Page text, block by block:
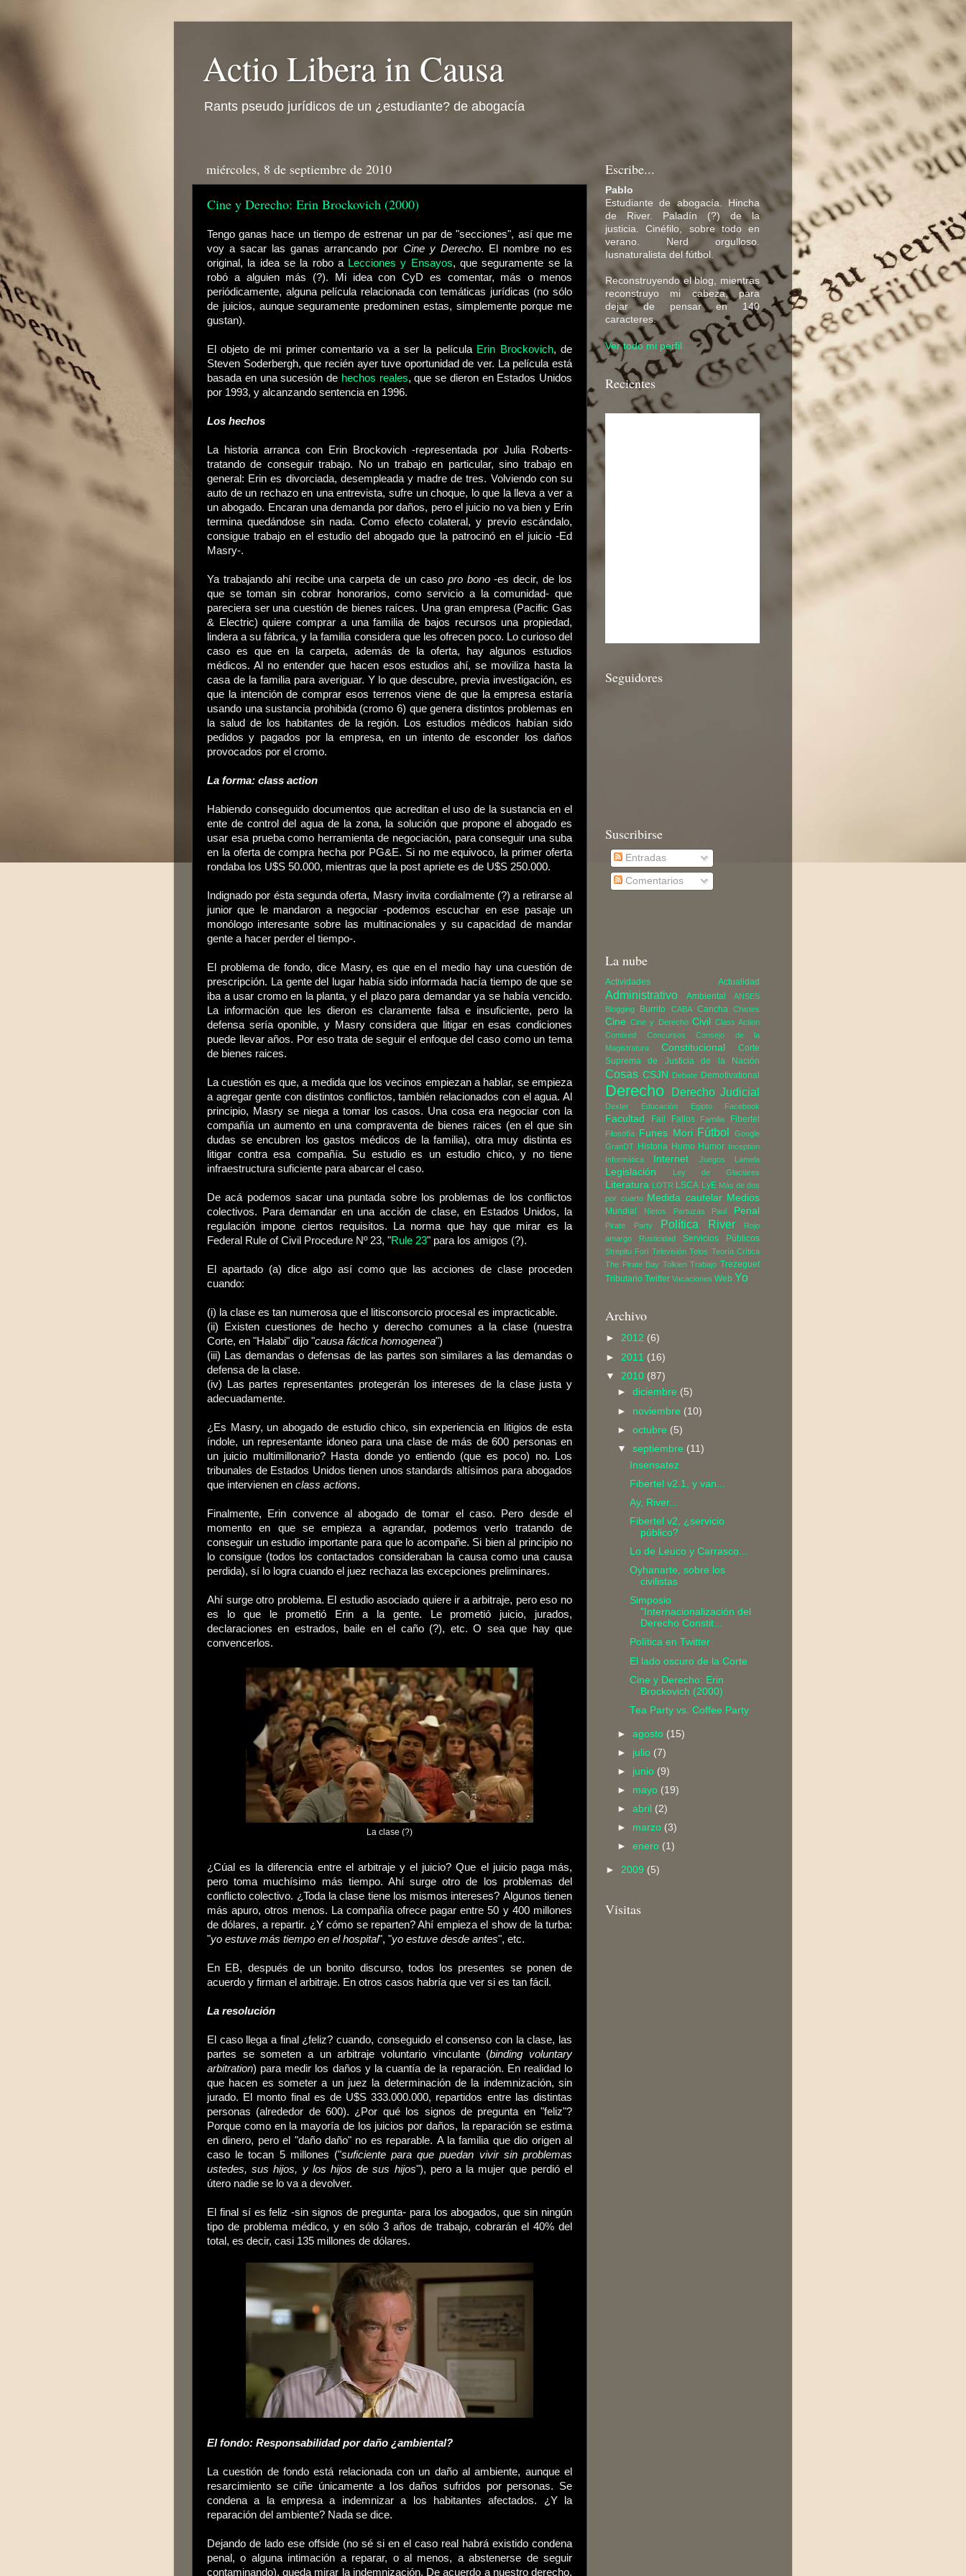
Actio Libera in Causa
Rants pseudo jurídicos de un ¿estudiante? de abogacía
miércoles, 8 de septiembre de 2010
Cine y Derecho: Erin Brockovich (2000)
Tengo ganas hace un tiempo de estrenar un par de "secciones", así que me
voy a sacar las ganas arrancando por Cine y Derecho. El nombre no es
original, la idea se la robo a Lecciones y Ensayos, que seguramente se la
robó a alguien más (?). Mi idea con CyD es comentar, más o menos
periódicamente, alguna película relacionada con temáticas jurídicas (no sólo
de juicios, aunque seguramente predominen estas, simplemente porque me
gustan).
El objeto de mi primer comentario va a ser la película Erin Brockovich, de
Steven Soderbergh, que recién ayer tuve oportunidad de ver. La película está
basada en una sucesión de hechos reales, que se dieron en Estados Unidos
por 1993, y alcanzando sentencia en 1996.
Los hechos
La historia arranca con Erin Brockovich -representada por Julia Roberts-
tratando de conseguir trabajo. No un trabajo en particular, sino trabajo en
general: Erin es divorciada, desempleada y madre de tres. Volviendo con su
auto de un rechazo en una entrevista, sufre un choque, lo que la lleva a ver a
un abogado. Encaran una demanda por daños, pero el juicio no va bien y Erin
termina quedándose sin nada. Como efecto colateral, y previo escándalo,
consigue trabajo en el estudio del abogado que la patrocinó en el juicio -Ed
Masry-.
Ya trabajando ahí recibe una carpeta de un caso pro bono-es decir, de los
que se toman sin cobrar honorarios, como servicio a la comunidad- que
pareciera ser una cuestión de bienes raíces. Una gran empresa (Pacific Gas
& Electric) quiere comprar a una familia de bajos recursos una propiedad,
lindera a su fábrica, y la familia considera que les ofrecen poco. Lo curioso del
caso es que en la carpeta, además de la oferta, hay algunos estudios
médicos. Al no entender que hacen esos estudios ahí, se moviliza hasta la
casa de la familia para averiguar. Y lo que descubre, previa investigación, es
que la intención de comprar esos terrenos viene de que la empresa estaría
usando una sustancia prohibida (cromo 6) que genera distintos problemas en
la salud de los habitantes de la región. Los estudios médicos habían sido
pedidos y pagados por la empresa, en un intento de esconder los daños
provocados por el cromo.
La forma: class action
Habiendo conseguido documentos que acreditan el uso de la sustancia en el
ente de control del agua de la zona, la solución que propone el abogado es
usar esa prueba como herramienta de negociación, para conseguir una suba
en la oferta de compra hecha por PG&E. Si no me equivoco, la primer oferta
rondaba los U$S 50.000, mientras que la post apriete es de U$S 250.000.
Indignado por ésta segunda oferta, Masry invita cordialmente (?) a retirarse al
junior que le mandaron a negociar -podemos escuchar en ese pasaje un
monólogo interesante sobre las multinacionales y su capacidad de mandar
gente a hacer perder el tiempo-.
El problema de fondo, dice Masry, es que en el medio hay una cuestión de
prescripción. La gente del lugar había sido informada hacía tiempo de que se
iba a usar cromo en la planta, y el plazo para demandar ya se había vencido.
La información que les dieron es claramente falsa e insuficiente, pero la
defensa sería oponible, y Masry considera que litigar en esas condiciones
puede llevar años. Por eso trata de seguir el enfoque del caso como un tema
de bienes raices.
La cuestión es que, a medida que los vecinos empiezan a hablar, se empieza
a agregar gente con distintos conflictos, también relacionados con el agua. Al
principio, Masry se niega a tomar los casos. Una cosa era negociar con la
compañía un aumento en una compraventa de bienes raices (en el que sin
dudas se encubren los gastos médicos de la familia), otra muy distinta es
litigar contra esa compañía. Su estudio es un estudio chico, y no tiene
infraestructura suficiente para abarcar el caso.
De acá podemos sacar una puntada sobre los problemas de los conflictos
colectivos. Para demandar en una acción de clase, en Estados Unidos, la
regulación impone ciertos requisitos. La norma que hay que mirar es la
Federal Rule of Civil Procedure Nº 23, "Rule 23" para los amigos (?).
El apartado (a) dice algo así como que las acciones de clase proceden
cuando:
(i) la clase es tan numerosa que el litisconsorcio procesal es impracticable.
(ii) Existen cuestiones de hecho y derecho comunes a la clase (nuestra
Corte, en "Halabi" dijo "causa fáctica homogenea")
(iii) Las demandas o defensas de las partes son similares a las demandas o
defensa de la clase.
(iv) Las partes representantes protegerán los intereses de la clase justa y
adecuadamente.
¿Es Masry, un abogado de estudio chico, sin experiencia en litigios de esta
índole, un representante idoneo para una clase de más de 600 personas en
un juicio multimillonario? Hasta donde yo entiendo (que es poco) no. Los
tribunales de Estados Unidos tienen unos standards altísimos para abogados
que intervienen en class actions.
Finalmente, Erin convence al abogado de tomar el caso. Pero desde el
momento en que se empieza a agrandar, podemos verlo tratando de
conseguir un estudio importante para que lo acompañe. Si bien al principio no
lo consigue (todos los contactados consideraban la causa como una causa
perdida), sí lo logra cuando el juez rechaza las excepciones preliminares.
Ahí surge otro problema. El estudio asociado quiere ir a arbitraje, pero eso no
es lo que le prometió Erin a la gente. Le prometió juicio, jurados,
declaraciones en estrados, baile en el caño (?), etc. O sea que hay que
convencerlos.
La clase (?)
¿Cúal es la diferencia entre el arbitraje y el juicio? Que el juicio paga más,
pero toma muchísimo más tiempo. Ahí surge otro de los problemas del
conflicto colectivo. ¿Toda la clase tiene los mismos intereses? Algunos tienen
más apuro, otros menos. La compañía ofrece pagar entre 50 y 400 millones
de dólares, a repartir. ¿Y cómo se reparten? Ahí empieza el show de la turba:
"yo estuve más tiempo en el hospital", "yo estuve desde antes", etc.
En EB, después de un bonito discurso, todos los presentes se ponen de
acuerdo y firman el arbitraje. En otros casos habría que ver si es tan fácil.
La resolución
El caso llega a final ¿feliz? cuando, conseguido el consenso con la clase, las
partes se someten a un arbitraje voluntario vinculante (binding voluntary
arbitration) para medir los daños y la cuantía de la reparación. En realidad lo
que hacen es someter a un juez la determinación de la indemnización, sin
jurado. El monto final es de U$S 333.000.000, repartidos entre las distintas
personas (alrededor de 600). ¿Por qué los signos de pregunta en "feliz"?
Porque como en la mayoría de los juicios por daños, la reparación se estima
en dinero, pero el "daño daño" no es reparable. A la familia que dio origen al
caso le tocan 5 millones ("suficiente para que puedan vivir sin problemas
ustedes, sus hijos, y los hijos de sus hijos"), pero a la mujer que perdió el
útero nadie se lo va a devolver.
El final sí es feliz -sin signos de pregunta- para los abogados, que sin ningún
tipo de problema médico, y en sólo 3 años de trabajo, cobrarán el 40% del
total, es decir, casi 135 millones de dólares.
El fondo: Responsabilidad por daño ¿ambiental?
La cuestión de fondo está relacionada con un daño al ambiente, aunque el
resarcimiento se ciñe únicamente a los daños sufridos por personas. Se
condena a la empresa a indemnizar a los habitantes afectados. ¿Y la
reparación del ambiente? Nada se dice.
Dejando de lado ese offside (no sé si en el caso real habrá existido condena
penal, o alguna intimación a reparar, o al menos, a abstenerse de seguir
contaminando), queda mirar la indemnización. De acuerdo a nuestro derecho,
Escribe...
Pablo
Estudiante de abogacía. Hincha
de River. Paladín (?) de la
justicia. Cinéfilo, sobre todo en
verano. Nerd orgulloso.
Iusnaturalista del fútbol.
Reconstruyendo el blog, mientras
reconstruyo mi cabeza, para
dejar de pensar en 140
caracteres.
Ver todo mi perfil
Recientes
Seguidores
Suscribirse
Entradas
Comentarios
La nube
Actividades Actualidad
Administrativo Ambiental
ANSES
Blogging
Burrito CABA Cancha Chistes
Cine Cine y Derecho Civil
Class Action
Comixed
Concursos
Consejo de la
Magistratura
Constitucional
Corte
Suprema de Justicia de la Nación
Cosas CSJN Debate Demotivational
Derecho Derecho Judicial
Dexter Educación Egipto Facebook
Facultad Fail Fallos Familia Fibertel
Filosofía Funes Mori Fútbol
Google
GranDT Historia Humo Humor Inception
Informática
Internet Juegos Lamela
Legislación Ley de Glaciares
Literatura LOTR LSCA LyE Más de dos
por cuarto
Medida cautelar Medios
Mundial Nietos Partuzas Paul Penal
Pirate Party Política River
Rojo
amargo
Rusticidad Servicios Públicos
Strepitu Fori Televisión Telos Teoría Crítica
The Pirate Bay Tolkien Trabajo Trezeguet
Tributario Twitter Vacaciones Web Yo
Archivo
► 2012 (6)
► 2011 (16)
▼ 2010 (87)
►diciembre (5)
► noviembre (10)
►octubre (5)
▼septiembre (11)
Insensatez
Fibertel v2.1, y van...
Ay, River...
Fibertel v2, ¿servicio
público?
Lo de Leuco y Carrasco...
Oyhanarte, sobre los
civilistas
Simposio
"Internacionalización del
Derecho Constit...
Política en Twitter
El lado oscuro de la Corte
Cine y Derecho: Erin
Brockovich (2000)
Tea Party vs. Coffee Party
►agosto (15)
► julio (7)
► junio (9)
► mayo (19)
►abril (2)
► marzo (3)
►enero (1)
► 2009 (5)
Visitas